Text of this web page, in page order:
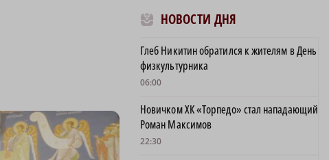
НОВОСТИ ДНЯ
Глеб Никитин обратился к жителям в День
физкультурника
06:00
Новичком ХК «Торпедо» стал нападающий
Роман Максимов
22:30